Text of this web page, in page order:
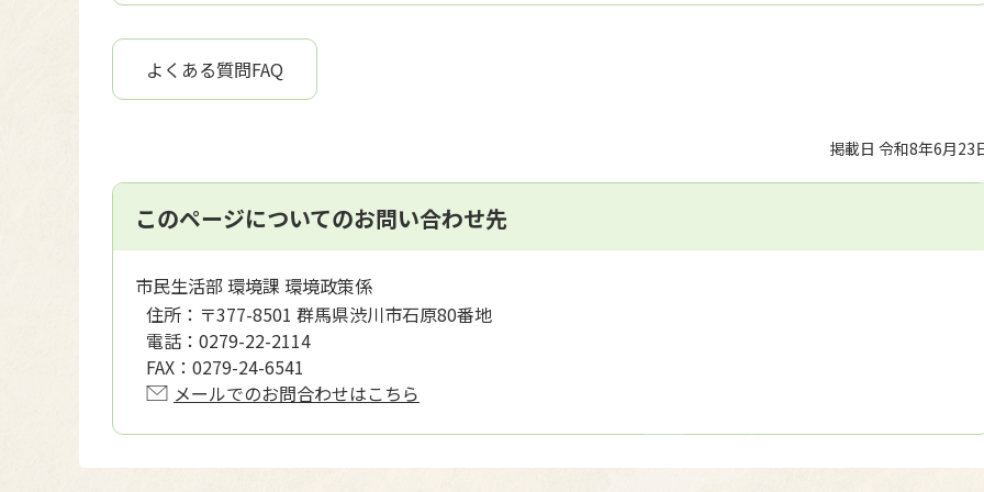
よくある質問FAQ
掲載日 令和8年6月23
このページについてのお問い合わせ先
市民生活部 環境課 環境政策係
住所： 〒377-8501 群馬県渋川市石原80番地
電話： 0279-22-2114
FAX： 0279-24-6541
メールでのお問合わせはこちら